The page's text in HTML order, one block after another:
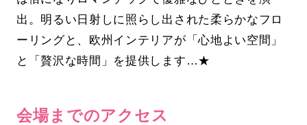
出。明るい日射しに照らし出された柔らかなフロ
ーリングと、欧州インテリアが「心地よい空間」
と「贅沢な時間」を提供します…★
会場までのアクセス